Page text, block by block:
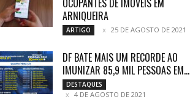
OCUPANTES DE IMÓVEIS EM
ARNIQUEIRA
ARTIGO 25 DE AGOSTO DE 2021
DF BATE MAIS UM RECORDE AO
IMUNIZAR 85,9 MIL PESSOAS EM...
DESTAQUES
4 DE AGOSTO DE 2021